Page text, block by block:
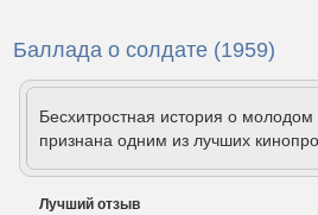
Баллада о солдате (1959)
Бесхитростная история о
признана одним из лучших
Лучший отзыв